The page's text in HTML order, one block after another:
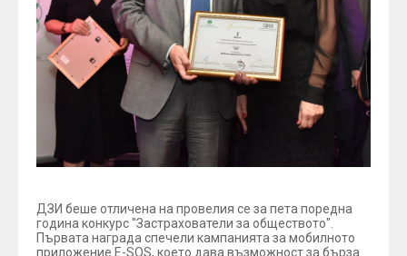
ДЗИ беше отличена на провелия се за пета поредна
година конкурс "Застрахователи за обществото".
Първата награда спечели кампанията за мобилното
приложение Е-SOS, което дава възможност за бърза